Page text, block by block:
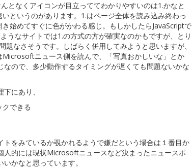
となくアイコンが目立っててわかりやすいのは1.かなと
というのがあります。1.はページ全体を読み込み終わっ
始めてすぐに色がかわる感じ。もしかしたらJavaScriptで
うなサイトでは1.の方式の方が確実なのかもですが、とり
なさそうです。しばらく併用してみようと思いますが、
ニュース側を読んで、「写真おかしいな」とか
なので、多少動作するタイミングが遅くても問題ないかな
にあり、
できる
をみているか覗かれるようで嫌だという場合は１番目か
人的には現状Microsoftニュースなど決まったニュースポ
かなと思っています。